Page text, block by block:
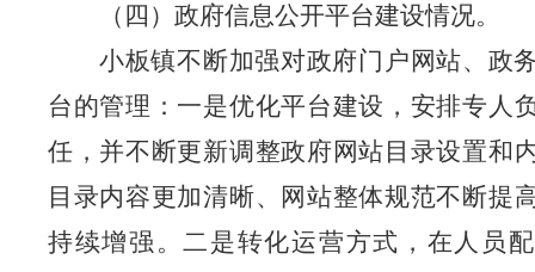
（四）政府信息公开平台建设情况。
小板镇不断加强对政府门户网站、政
台的管理：一是优化平台建设，安排专人
任，并不断更新调整政府网站目录设置和
目录内容更加清晰、网站整体规范不断提
持续增强。二是转化运营方式，在人员